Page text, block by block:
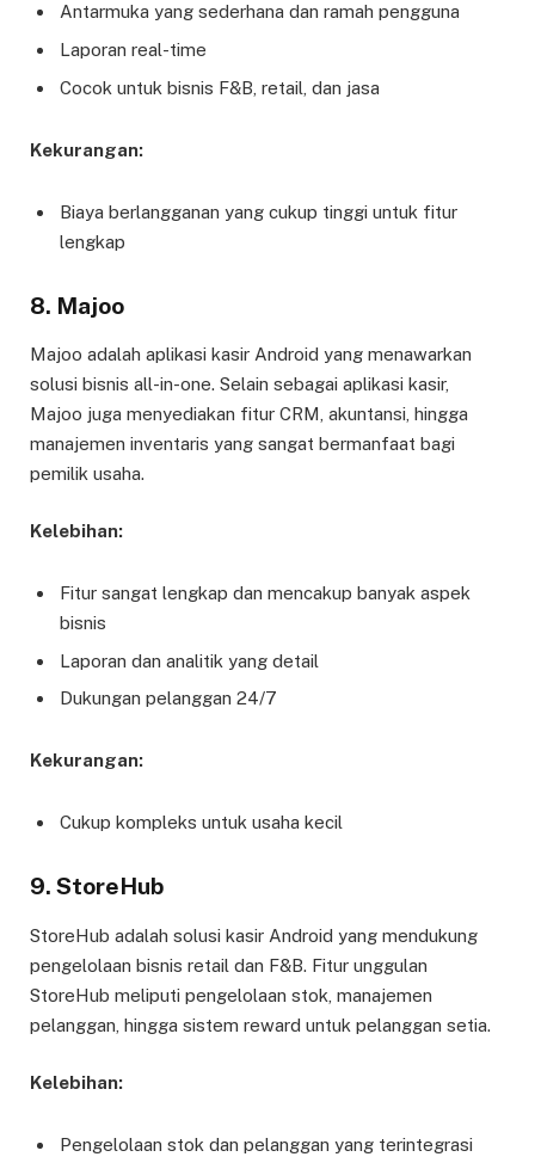
Antarmuka yang sederhana dan ramah pengguna
Laporan real-time
Cocok untuk bisnis F&B, retail, dan jasa
Kekurangan:
Biaya berlangganan yang cukup tinggi untuk fitur
lengkap
8. Majoo
Majoo adalah aplikasi kasir Android yang menawarkan
solusi bisnis all-in-one. Selain sebagai aplikasi kasir,
Majoo juga menyediakan fitur CRM, akuntansi, hingga
manajemen inventaris yang sangat bermanfaat bagi
pemilik usaha.
Kelebihan:
Fitur sangat lengkap dan mencakup banyak aspek
bisnis
Laporan dan analitik yang detail
Dukungan pelanggan 24/7
Kekurangan:
Cukup kompleks untuk usaha kecil
9. StoreHub
StoreHub adalah solusi kasir Android yang mendukung
pengelolaan bisnis retail dan F&B. Fitur unggulan
StoreHub meliputi pengelolaan stok, manajemen
pelanggan, hingga sistem reward untuk pelanggan setia.
Kelebihan:
Pengelolaan stok dan pelanggan yang terintegrasi